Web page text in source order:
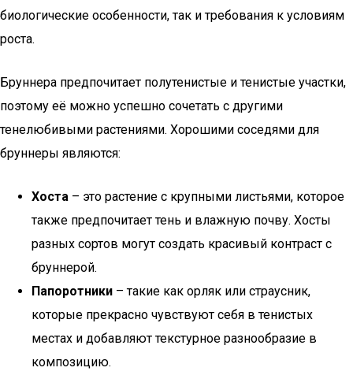
биологические особенности, так и требования к условиям
роста.
Бруннера предпочитает полутенистые и тенистые участки,
поэтому её можно успешно сочетать с другими
тенелюбивыми растениями. Хорошими соседями для
бруннеры являются:
Хоста – это растение с крупными листьями, которое
также предпочитает тень и влажную почву. Хосты
разных сортов могут создать красивый контраст с
бруннерой.
Папоротники – такие как орляк или страусник,
которые прекрасно чувствуют себя в тенистых
местах и добавляют текстурное разнообразие в
композицию.